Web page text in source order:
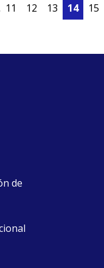
11 12 13 14 15
de